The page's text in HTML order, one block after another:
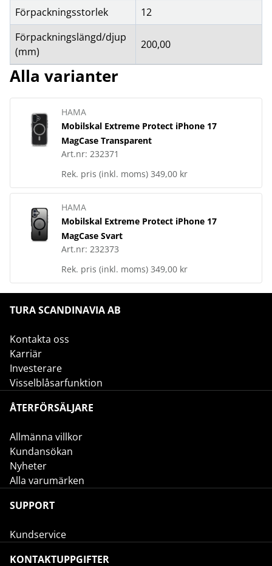
Förpackningsstorlek
12
Förpackningslängd/djup
(mm)
200,00
Alla varianter
HAMA
Mobilskal Extreme Protect iPhone 17
MagCase Transparent
Art.nr: 232371
Rek. pris (inkl. moms) 349,00 kr
HAMA
Mobilskal Extreme Protect iPhone 17
MagCase Svart
Art.nr: 232373
Rek. pris (inkl. moms) 349,00 kr
TURA SCANDINAVIA AB
Kontakta oss
Karriär
Investerare
Visselblåsarfunktion
ÅTERFÖRSÄLJARE
Allmänna villkor
Kundansökan
Nyheter
Alla varumärken
SUPPORT
Kundservice
KONTAKTUPPGIFTER